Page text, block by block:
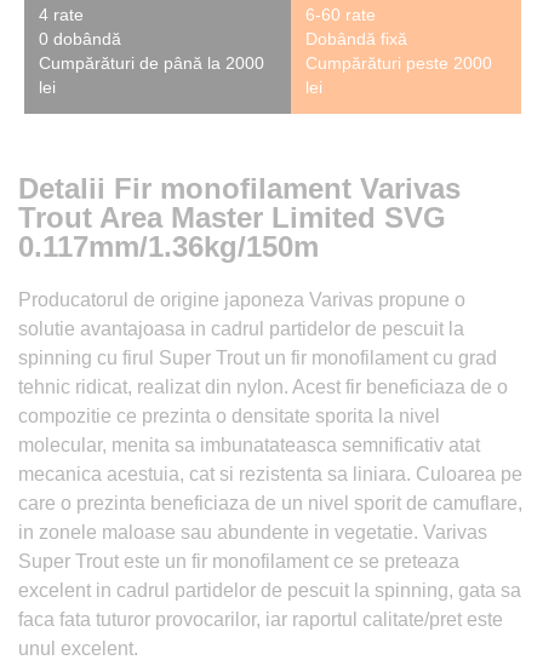
4 rate
0 dobândă
Cumpărături de până la 2000
lei
6-60 rate
Dobândă fixă
Cumpărături peste 2000
lei
Detalii Fir monofilament Varivas
Trout Area Master Limited SVG
0.117mm/1.36kg/150m
Producatorul de origine japoneza Varivas propune o
solutie avantajoasa in cadrul partidelor de pescuit la
spinning cu firul Super Trout un fir monofilament cu grad
tehnic ridicat, realizat din nylon. Acest fir beneficiaza de o
compozitie ce prezinta o densitate sporita la nivel
molecular, menita sa imbunatateasca semnificativ atat
mecanica acestuia, cat si rezistenta sa liniara. Culoarea pe
care o prezinta beneficiaza de un nivel sporit de camuflare,
in zonele maloase sau abundente in vegetatie. Varivas
Super Trout este un fir monofilament ce se preteaza
excelent in cadrul partidelor de pescuit la spinning, gata sa
faca fata tuturor provocarilor, iar raportul calitate/pret este
unul excelent.